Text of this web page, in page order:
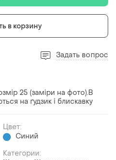
в корзину
Задать вопрос
25 (заміри на фото).В
на ґудзик і блискавку
Цвет:
Синий
Категории: